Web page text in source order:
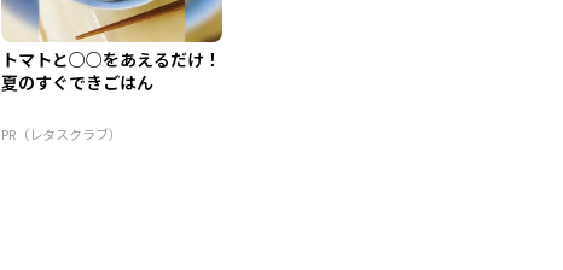
トマトと○○をあえるだけ！
夏のすぐできごはん
PR（レタスクラブ）